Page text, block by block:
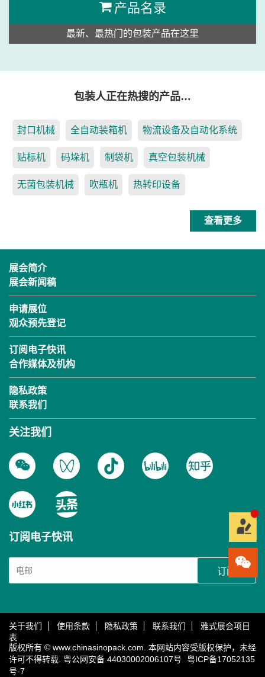
产品名录
最新、最热门的包装产品在这里
包装人正在热搜的产品…
封口机械 全自动装箱机 物流设备及自动化系统
贴标机 码垛机 制袋机 真空包装机械
无菌包装机械 吹瓶机 热转印设备
查看更多
展会简介
展会新闻稿
申请展位
观众预先登记
订阅电子快讯
合作媒体及机构
隐私政策
联系我们
关注我们
订阅电子快讯
订阅
关于我们 使用条款 隐私政策 联系我们
雅式展会项目
表
版权所有 © www.chinasinopack.com. 本网站内容受版权保护，未经
许可不得转载. 粤公网安备 44030002006107号
粤ICP备17052135
号-7